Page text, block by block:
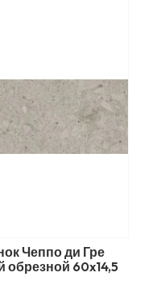
Чеппо ди Гре
60x14,5